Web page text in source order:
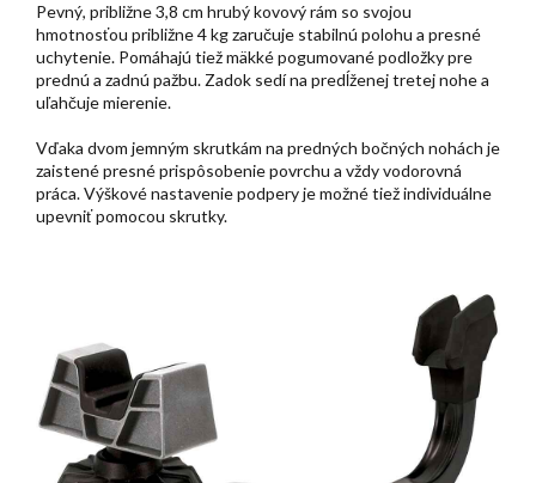
Pevný, približne 3,8 cm hrubý kovový rám so svojou
hmotnosťou približne 4 kg zaručuje stabilnú polohu a presné
uchytenie. Pomáhajú tiež mäkké pogumované podložky pre
prednú a zadnú pažbu. Zadok sedí na predĺženej tretej nohe a
uľahčuje mierenie.
Vďaka dvom jemným skrutkám na predných bočných nohách je
zaistené presné prispôsobenie povrchu a vždy vodorovná
práca. Výškové nastavenie podpery je možné tiež individuálne
upevniť pomocou skrutky.